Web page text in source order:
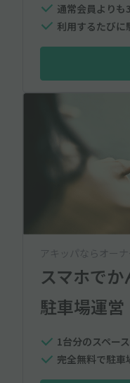
通常会員よりも
利用するたび
アキッパならオー
スマホでか
駐車場運営
1台分のスペー
完全無料で駐車